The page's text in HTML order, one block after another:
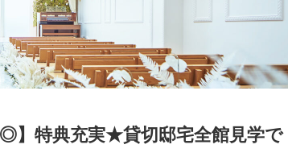
】特典充実★貸切邸宅全館見学で